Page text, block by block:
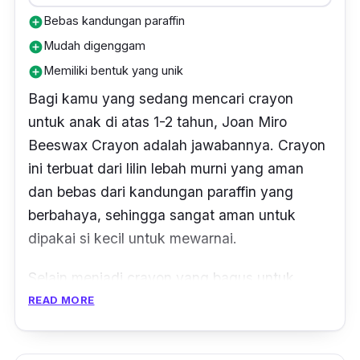
add_circleBebas kandungan paraffin
add_circleMudah digenggam
add_circleMemiliki bentuk yang unik
Bagi kamu yang sedang mencari crayon
untuk anak di atas 1-2 tahun, Joan Miro
Beeswax Crayon adalah jawabannya. Crayon
ini terbuat dari lilin lebah murni yang aman
dan bebas dari kandungan paraffin yang
berbahaya, sehingga sangat aman untuk
dipakai si kecil untuk mewarnai.
Selain menjadi
yang bagus untuk
mewarnai,
READ MORE